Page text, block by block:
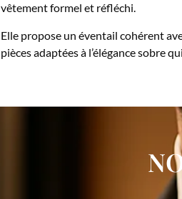
vêtement formel et réfléchi.
Elle propose un éventail cohérent
pièces adaptées à l’élégance sobre